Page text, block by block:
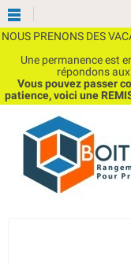
NOUS PRENONS DES
Une permanence est
répondons
Vous pouvez passer
patience, voici une